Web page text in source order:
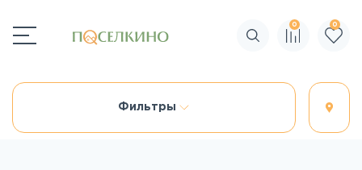
Поиск по сайту
0 0
Фильтры